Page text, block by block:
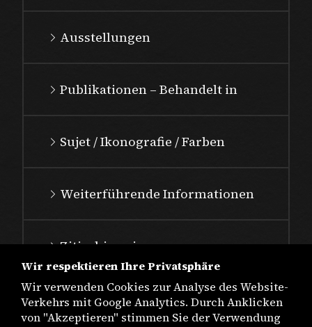
Ausstellungen
Publikationen – Behandelt in
Sujet / Ikonografie / Farben
Weiterführende Informationen
Zitierhinweis
Wir respektieren Ihre Privatsphäre
Wir verwenden Cookies zur Analyse des Website-
Verkehrs mit Google Analytics. Durch Anklicken
von "Akzeptieren" stimmen Sie der Verwendung